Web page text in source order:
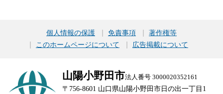
個人情報の保護 免責事項
著作権等
このホームページについて
広告掲載について
山陽小野田市法人番号 3000020352161
〒756-8601 山口県山陽小野田市日の出一丁目1